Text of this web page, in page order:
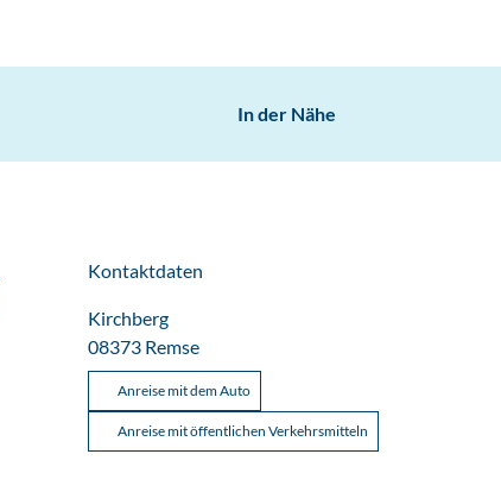
In der Nähe
Kontaktdaten
Kirchberg
08373 Remse
Anreise mit dem Auto
Anreise mit öffentlichen Verkehrsmitteln